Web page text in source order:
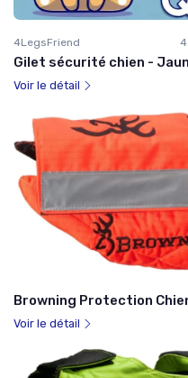
4LegsFriend
Gilet sécurité chien -
Voir le détail
Browning Protection
Voir le détail